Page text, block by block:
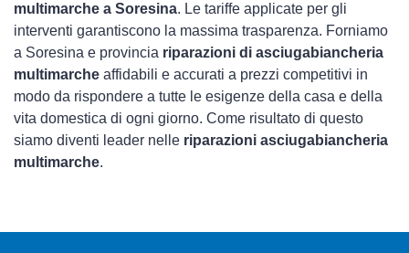
multimarche a Soresina. Le tariffe applicate per gli
interventi garantiscono la massima trasparenza. Forniamo
a Soresina e provincia riparazioni di asciugabiancheria
multimarche affidabili e accurati a prezzi competitivi in
modo da rispondere a tutte le esigenze della casa e della
vita domestica di ogni giorno. Come risultato di questo
siamo diventi leader nelle riparazioni asciugabiancheria
multimarche.